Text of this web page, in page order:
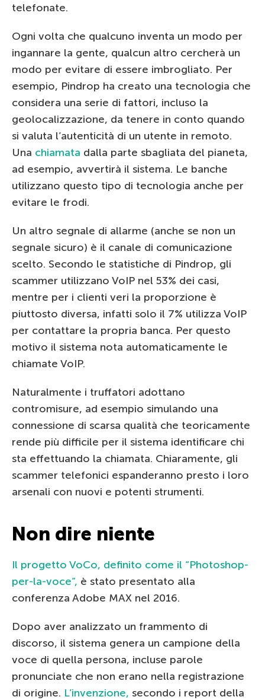
telefonate.
Ogni volta che qualcuno inventa un modo per
ingannare la gente, qualcun altro cercherà un
modo per evitare di essere imbrogliato. Per
esempio, Pindrop ha creato una tecnologia che
considera una serie di fattori, incluso la
geolocalizzazione, da tenere in conto quando
si valuta l’autenticità di un utente in remoto.
Una chiamata dalla parte sbagliata del pianeta,
ad esempio, avvertirà il sistema. Le banche
utilizzano questo tipo di tecnologia anche per
evitare le frodi.
Un altro segnale di allarme (anche se non un
segnale sicuro) è il canale di comunicazione
scelto. Secondo le statistiche di Pindrop, gli
scammer utilizzano VoIP nel 53% dei casi,
mentre per i clienti veri la proporzione è
piuttosto diversa, infatti solo il 7% utilizza VoIP
per contattare la propria banca. Per questo
motivo il sistema nota automaticamente le
chiamate VoIP.
Naturalmente i truffatori adottano
contromisure, ad esempio simulando una
connessione di scarsa qualità che teoricamente
rende più difficile per il sistema identificare chi
sta effettuando la chiamata. Chiaramente, gli
scammer telefonici espanderanno presto i loro
arsenali con nuovi e potenti strumenti.
Non dire niente
Il progetto VoCo, definito come il “Photoshop-
per-la-voce”, è stato presentato alla
conferenza Adobe MAX nel 2016.
Dopo aver analizzato un frammento di
discorso, il sistema genera un campione della
voce di quella persona, incluse parole
pronunciate che non erano nella registrazione
di origine. L’invenzione, secondo i report della